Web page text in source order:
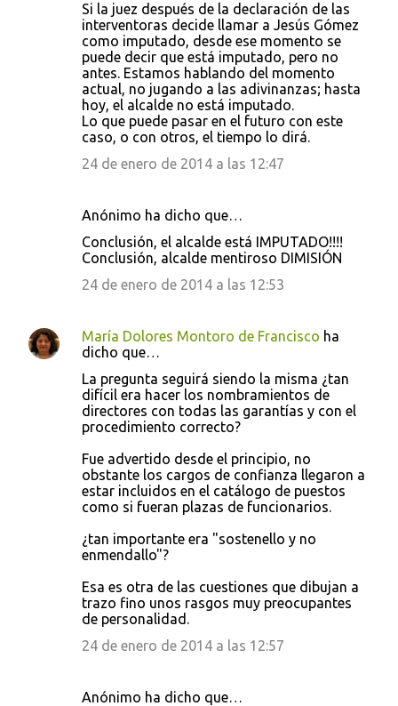
Si la juez después de la declaración de las
interventoras decide llamar a Jesús Gómez
como imputado, desde ese momento se
puede decir que está imputado, pero no
antes. Estamos hablando del momento
actual, no jugando a las adivinanzas; hasta
hoy, el alcalde no está imputado.
Lo que puede pasar en el futuro con este
caso, o con otros, el tiempo lo dirá.
24 de enero de 2014 a las 12:47
Anónimo ha dicho que…
Conclusión, el alcalde está IMPUTADO!!!!
Conclusión, alcalde mentiroso DIMISIÓN
24 de enero de 2014 a las 12:53
María Dolores Montoro de Francisco ha
dicho que…
La pregunta seguirá siendo la misma ¿tan
difícil era hacer los nombramientos de
directores con todas las garantías y con el
procedimiento correcto?
Fue advertido desde el principio, no
obstante los cargos de confianza llegaron a
estar incluidos en el catálogo de puestos
como si fueran plazas de funcionarios.
¿tan importante era "sostenello y no
enmendallo"?
Esa es otra de las cuestiones que dibujan a
trazo fino unos rasgos muy preocupantes
de personalidad.
24 de enero de 2014 a las 12:57
Anónimo ha dicho que…